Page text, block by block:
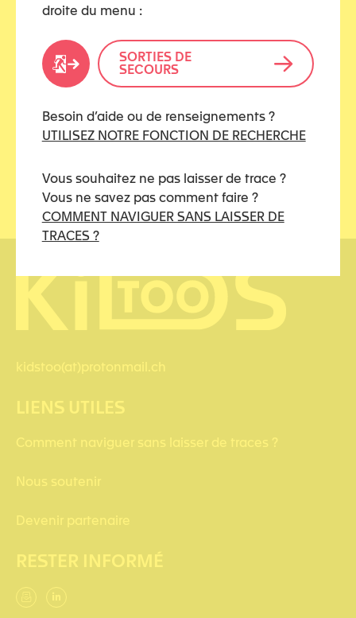
droite du menu :
SORTIES DE
SECOURS
Besoin d’aide ou de renseignements ?
UTILISEZ NOTRE FONCTION DE RECHERCHE
Vous souhaitez ne pas laisser de trace ?
Vous ne savez pas comment faire ?
COMMENT NAVIGUER SANS LAISSER DE
TRACES ?
de sites ».
Si votre partenaire surveille votre activité sur
internent, choisissez e bouton « Gérer les
Sinon, le bouton « Effacer les données… » efface
kidstoo(at)protonmail.ch
LIENS UTILES
Comment naviguer sans laisser de traces ?
Nous soutenir
Devenir partenaire
RESTER INFORMÉ